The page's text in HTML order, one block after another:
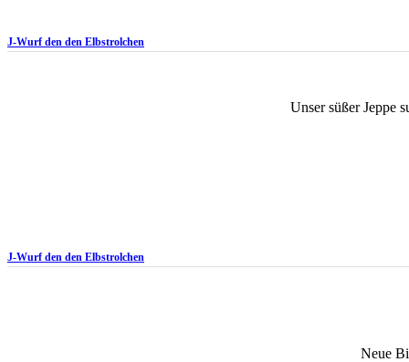
J-Wurf den den Elbstrolchen
Unser süßer Jeppe
J-Wurf den den Elbstrolchen
Neue